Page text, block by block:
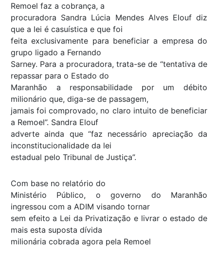
Remoel faz a cobrança, a
procuradora Sandra Lúcia Mendes Alves Elouf diz
que a lei é casuística e que foi
feita exclusivamente para beneficiar a empresa do
grupo ligado a Fernando
Sarney. Para a procuradora, trata-se de “tentativa de
repassar para o Estado do
Maranhão a responsabilidade por um débito
milionário que, diga-se de passagem,
jamais foi comprovado, no claro intuito de beneficiar
a Remoel”. Sandra Elouf
adverte ainda que “faz necessário apreciação da
inconstitucionalidade da lei
estadual pelo Tribunal de Justiça”.
Com base no relatório do
Ministério Público, o governo do Maranhão
ingressou com a ADIM visando tornar
sem efeito a Lei da Privatização e livrar o estado de
mais esta suposta dívida
milionária cobrada agora pela Remoel